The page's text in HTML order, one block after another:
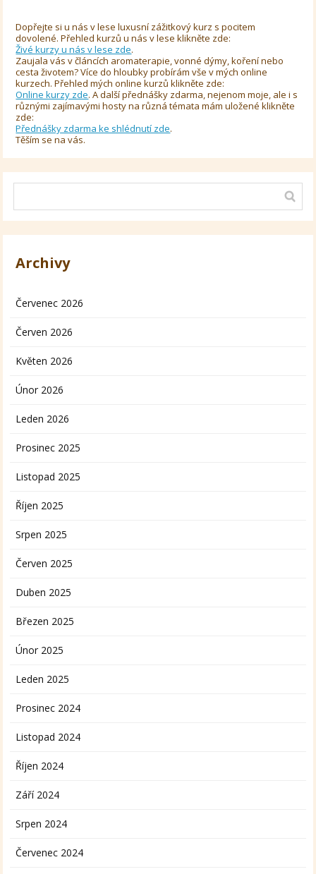
Dopřejte si u nás v lese luxusní zážitkový kurz s pocitem
dovolené. Přehled kurzů u nás v lese klikněte zde:
Živé kurzy u nás v lese zde.
Zaujala vás v článcích aromaterapie, vonné dýmy, koření nebo
cesta životem? Více do hloubky probírám vše v mých online
kurzech. Přehled mých online kurzů klikněte zde:
Online kurzy zde. A další přednášky zdarma, nejenom moje, ale i s
různými zajímavými hosty na různá témata mám uložené klikněte
zde:
Přednášky zdarma ke shlédnutí zde.
Těším se na vás.
Archivy
Červenec 2026
Červen 2026
Květen 2026
Únor 2026
Leden 2026
Prosinec 2025
Listopad 2025
Říjen 2025
Srpen 2025
Červen 2025
Duben 2025
Březen 2025
Únor 2025
Leden 2025
Prosinec 2024
Listopad 2024
Říjen 2024
Září 2024
Srpen 2024
Červenec 2024